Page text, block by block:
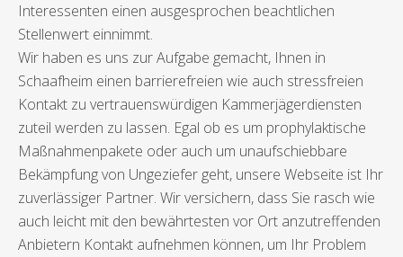
Interessenten einen ausgesprochen beachtlichen
Stellenwert einnimmt.
Wir haben es uns zur Aufgabe gemacht, Ihnen in
Schaafheim einen barrierefreien wie auch stressfreien
Kontakt zu vertrauenswürdigen Kammerjägerdiensten
zuteil werden zu lassen. Egal ob es um prophylaktische
Maßnahmenpakete oder auch um unaufschiebbare
Bekämpfung von Ungeziefer geht, unsere Webseite ist Ihr
zuverlässiger Partner. Wir versichern, dass Sie rasch wie
auch leicht mit den bewährtesten vor Ort anzutreffenden
Anbietern Kontakt aufnehmen können, um Ihr Problem